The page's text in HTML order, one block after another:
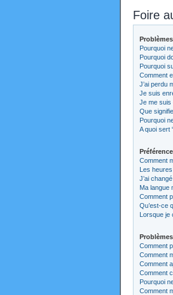
Foire
Pourquoi
Pourquoi
Pourquoi
Comment
J’ai perdu
Je suis
Je me suis
Que
Pourquoi
A quoi sert
Comment
Les
J’ai
Ma langue
Comment
Qu’est-ce
Lorsque je
Comment
Comment
Comment
Comment
Pourquoi
Comment